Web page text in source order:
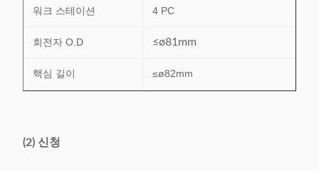
워크 스테이션 4 PC
회전자 O.D ≤ø81mm
핵심 길이 ≤ø82mm
(2) 신청